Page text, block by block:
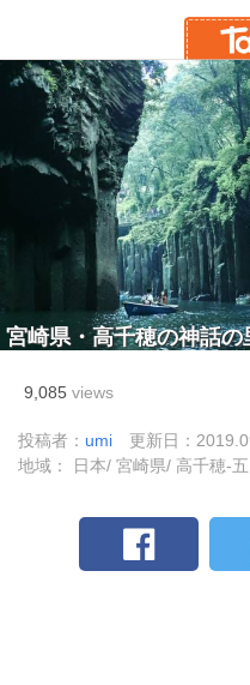
宮崎県・高千穂の神話
9,085 views
投稿者： umi 更新日：
地域： 日本/ 宮崎県/ 高千穂-